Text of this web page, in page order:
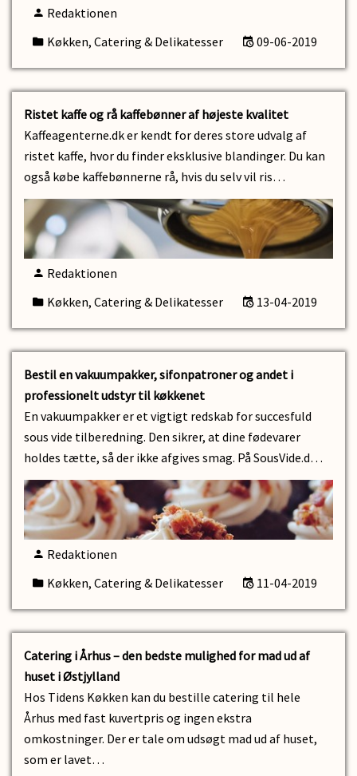
Redaktionen
Køkken, Catering & Delikatesser
09-06-2019
Ristet kaffe og rå kaffebønner af højeste kvalitet
Kaffeagenterne.dk er kendt for deres store udvalg af
ristet kaffe, hvor du finder eksklusive blandinger. Du kan
også købe kaffebønnerne rå, hvis du selv vil ris…
Redaktionen
Køkken, Catering & Delikatesser
13-04-2019
Bestil en vakuumpakker, sifonpatroner og andet i
professionelt udstyr til køkkenet
En vakuumpakker er et vigtigt redskab for succesfuld
sous vide tilberedning. Den sikrer, at dine fødevarer
holdes tætte, så der ikke afgives smag. På SousVide.d…
Redaktionen
Køkken, Catering & Delikatesser
11-04-2019
Catering i Århus – den bedste mulighed for mad ud af
huset i Østjylland
Hos Tidens Køkken kan du bestille catering til hele
Århus med fast kuvertpris og ingen ekstra
omkostninger. Der er tale om udsøgt mad ud af huset,
som er lavet…